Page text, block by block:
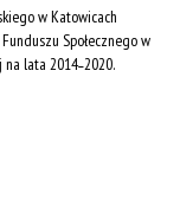
w Katowicach
Społecznego w
lata 2014˗2020.